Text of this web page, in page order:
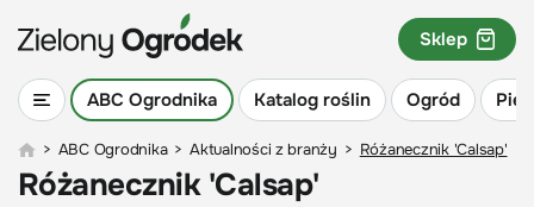
ABC Ogrodnika Katalog roślin Ogród
Sklep
> ABC Ogrodnika > Aktualności z branży > Różanecznik 'Calsap'
Różanecznik 'Calsap'